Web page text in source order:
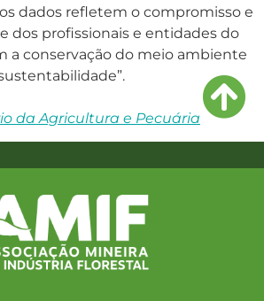
dados refletem o compromisso e
dos profissionais e entidades do
a conservação do meio ambiente
da Agricultura e Pecuária